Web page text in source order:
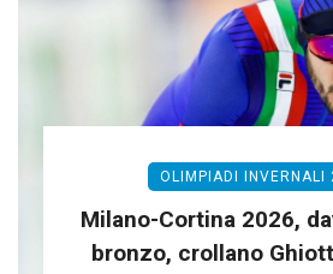
OLIMPIADI INVERNALI
Milano-Cortina 2026,
bronzo, crollano